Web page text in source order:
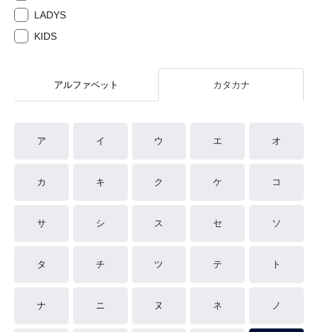
LADYS
KIDS
アルファベット カタカナ
ア イ ウ エ オ
カ キ ク ケ コ
サ シ ス セ ソ
タ チ ツ テ ト
ナ ニ ヌ ネ ノ